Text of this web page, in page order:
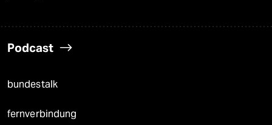
Podcast
bundestalk
fernverbindung